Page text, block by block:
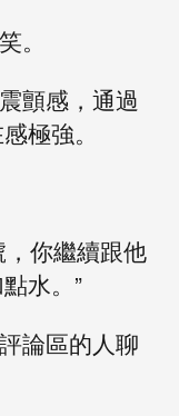
。
顫感，通過
極強。
你繼續跟他
水。”
論區的人聊